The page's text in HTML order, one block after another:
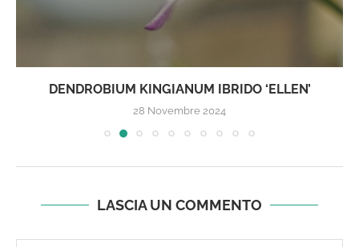
DENDROBIUM KINGIANUM IBRIDO ‘ELLEN’
28 Novembre 2024
LASCIA UN COMMENTO